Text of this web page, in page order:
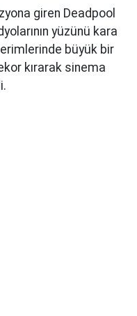
giren Deadpool
yüzünü kara
büyük bir
kırarak sinema